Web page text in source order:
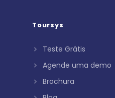
Toursys
Teste Grátis
Agende uma demo
Brochura